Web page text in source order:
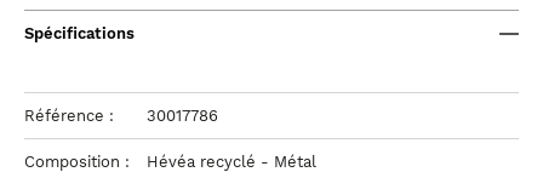
Spécifications
Référence : 30017786
Composition : Hévéa recyclé - Métal